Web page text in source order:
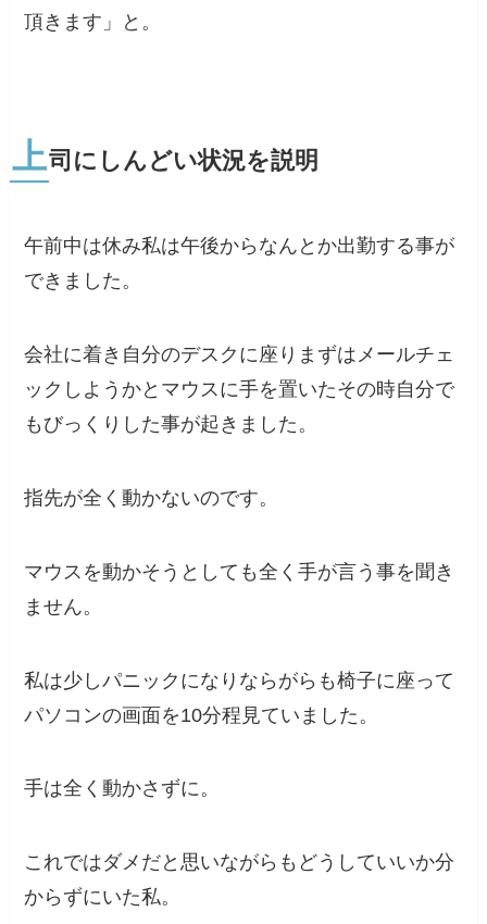
頂きます」と。
上司にしんどい状況を説明
午前中は休み私は午後からなんとか出勤する事が
できました。
会社に着き自分のデスクに座りまずはメールチェ
ックしようかとマウスに手を置いたその時自分で
もびっくりした事が起きました。
指先が全く動かないのです。
マウスを動かそうとしても全く手が言う事を聞き
ません。
私は少しパニックになりならがらも椅子に座って
パソコンの画面を10分程見ていました。
手は全く動かさずに。
これではダメだと思いながらもどうしていいか分
からずにいた私。